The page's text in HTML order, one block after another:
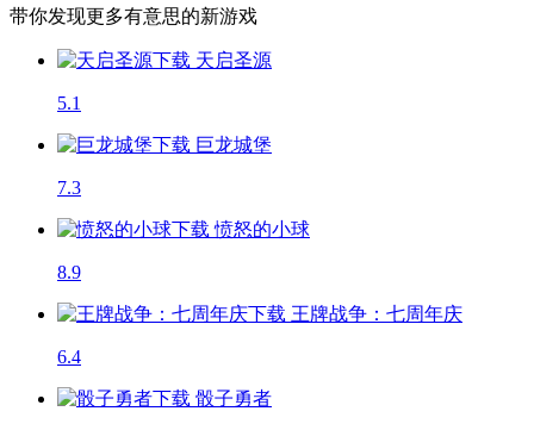
带你发现更多有意思的新游戏
天启圣源
5.1
巨龙城堡
7.3
愤怒的小球
8.9
王牌战争：七周年庆
6.4
骰子勇者